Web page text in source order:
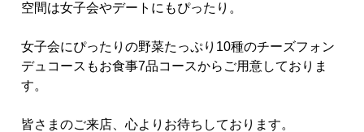
空間は女子会やデートにもぴったり。
女子会にぴったりの野菜たっぷり10種のチーズフォン
デュコースもお食事7品コースからご用意しておりま
す。
皆さまのご来店、心よりお待ちしております。